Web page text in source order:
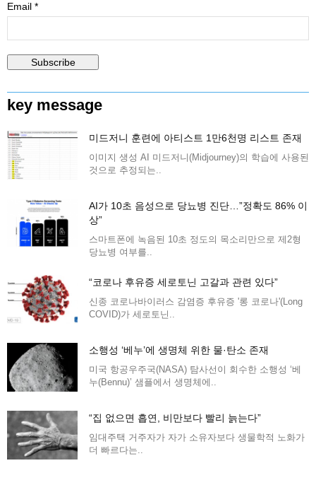
Email *
key message
미드저니 훈련에 아티스트 1만6천명 리스트 존재
이미지 생성 AI 미드저니(Midjourney)의 학습에 사용된
것으로 추정되는..
AI가 10초 음성으로 당뇨병 진단…”정확도 86% 이
상”
스마트폰에 녹음된 10초 정도의 목소리만으로 제2형
당뇨병 여부를..
“코로나 후유증 세로토닌 고갈과 관련 있다”
신종 코로나바이러스 감염증 후유증 '롱 코로나'(Long
COVID)가 세로토닌..
소행성 ‘베누’에 생명체 위한 물·탄소 존재
미국 항공우주국(NASA) 탐사선이 회수한 소행성 ‘베
누(Bennu)’ 샘플에서 생명체에..
“집 없으면 흡연, 비만보다 빨리 늙는다”
임대주택 거주자가 자가 소유자보다 생물학적 노화가
더 빠르다는..